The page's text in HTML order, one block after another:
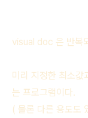
visual doc 은 반복
미리 지정한 최소값
는 프로그램이다.
( 물론 다른 용도도